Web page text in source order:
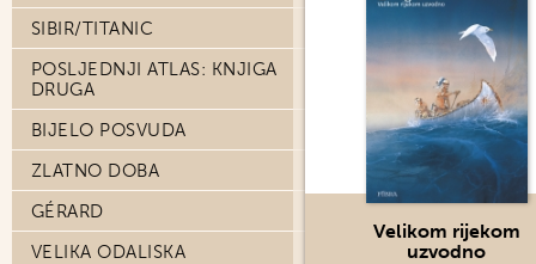
SIBIR/TITANIC
POSLJEDNJI ATLAS: KNJIGA
DRUGA
BIJELO POSVUDA
ZLATNO DOBA
GÉRARD
VELIKA ODALISKA
Velikom rijekom
uzvodno